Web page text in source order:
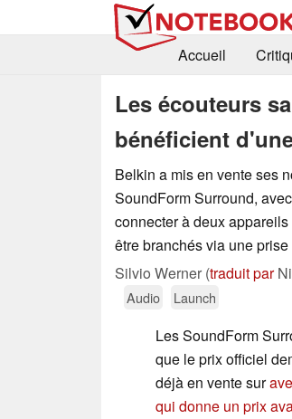
Accueil
Les écouteurs
bénéficient
Belkin a mis en vente ses
SoundForm Surround,
connecter à deux
être branchés via une
Silvio Werner (traduit par
Audio Launch
Les SoundForm
que le prix officiel
déjà en vente sur
qui donne un prix